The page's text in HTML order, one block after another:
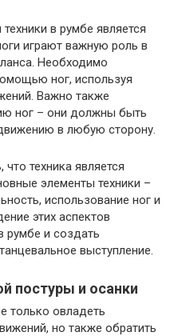
в румбе является
играют важную роль в
Необходимо
ног, используя
Важно также
ног – они должны быть
в любую сторону.
техника является
элементы техники –
использование ног и
этих аспектов
румбе и создать
выступление.
постуры и осанки
только овладеть
но также обратить